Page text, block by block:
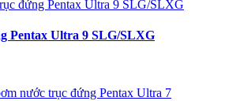
Pentax Ultra 9 SLG/SLXG